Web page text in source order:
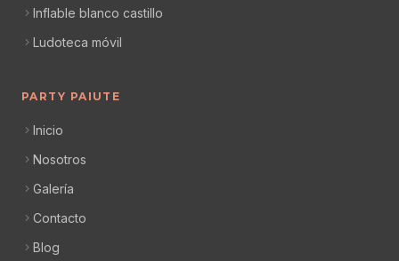
Inflable blanco castillo
Ludoteca móvil
PARTY PAIUTE
Inicio
Nosotros
Galería
Contacto
Blog